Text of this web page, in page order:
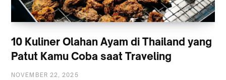
10 Kuliner Olahan Ayam di Thailand yang
Patut Kamu Coba saat Traveling
NOVEMBER 22, 2025